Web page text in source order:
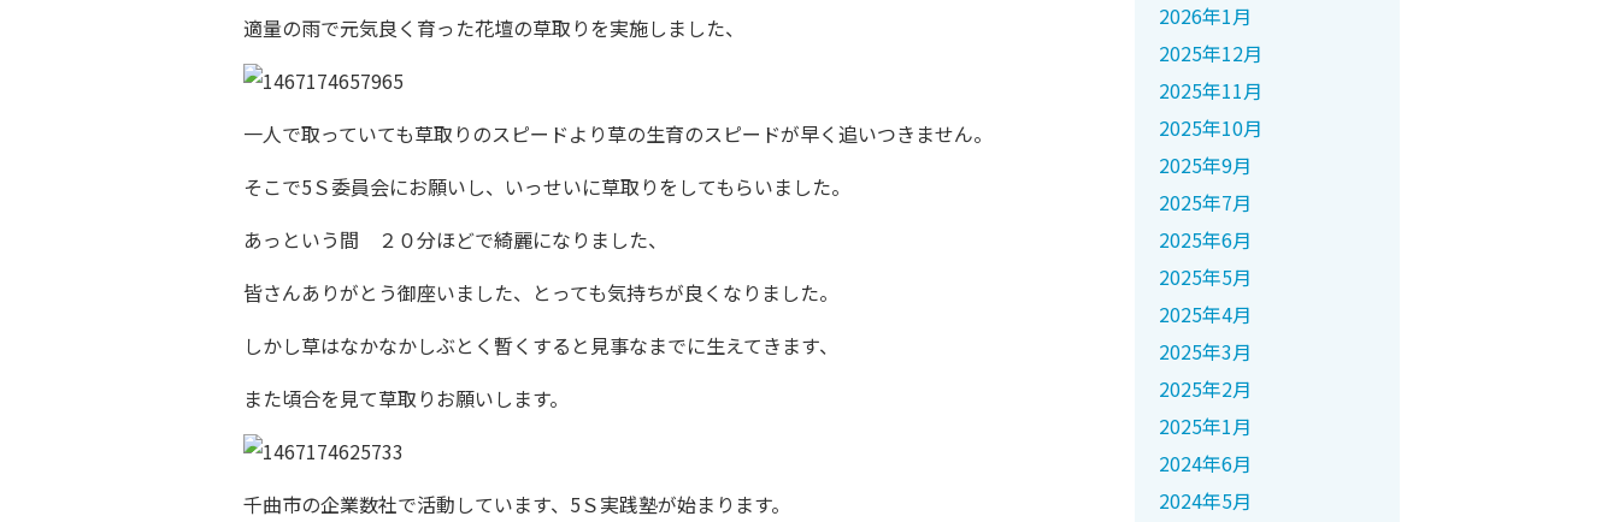
適量の雨で元気良く育った花壇の草取りを実施しました、
一人で取っていても草取りのスピードより草の生育のスピードが早く追いつきません。
そこで5Ｓ委員会にお願いし、いっせいに草取りをしてもらいました。
あっという間 ２０分ほどで綺麗になりました、
皆さんありがとう御座いました、とっても気持ちが良くなりました。
しかし草はなかなかしぶとく暫くすると見事なまでに生えてきます、
また頃合を見て草取りお願いします。
千曲市の企業数社で活動しています、5Ｓ実践塾が始まります。
2026年1月
2025年12月
2025年11月
2025年10月
2025年9月
2025年7月
2025年6月
2025年5月
2025年4月
2025年3月
2025年2月
2025年1月
2024年6月
2024年5月